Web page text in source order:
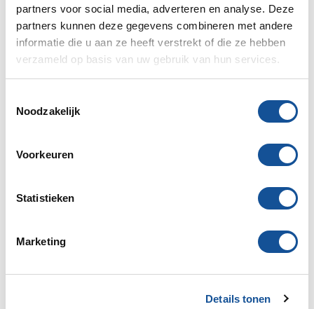
partners voor social media, adverteren en analyse. Deze
partners kunnen deze gegevens combineren met andere
informatie die u aan ze heeft verstrekt of die ze hebben
verzameld op basis van uw gebruik van hun services.
Noodzakelijk
Voorkeuren
Statistieken
Marketing
Details tonen
Bel mij terug
De einddatum is een indicatie, je dient nog wel definitief